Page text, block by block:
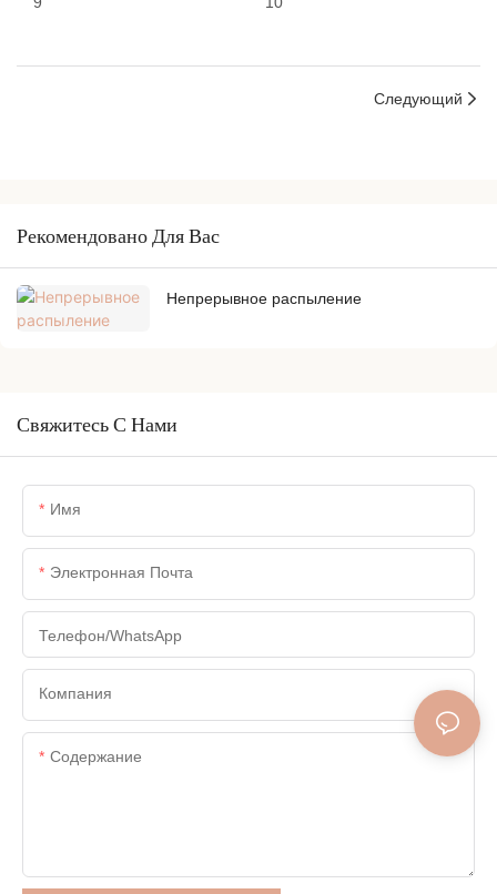
Следующий
Рекомендовано Для Вас
Непрерывное распыление
Свяжитесь С Нами
Имя
Электронная Почта
Телефон/WhatsApp
Компания
Содержание